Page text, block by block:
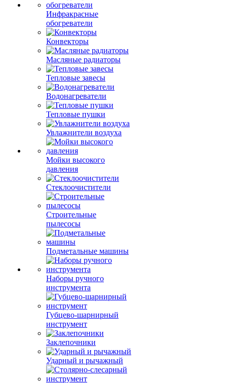
Инфракрасные
обогреватели
Конвекторы
Масляные радиаторы
Тепловые завесы
Водонагреватели
Тепловые пушки
Увлажнители воздуха
Мойки высокого
давления
Стеклоочистители
Строительные
пылесосы
Подметальные машины
Наборы ручного
инструмента
Губцево-шарнирный
инструмент
Заклепочники
Ударный и рычажный